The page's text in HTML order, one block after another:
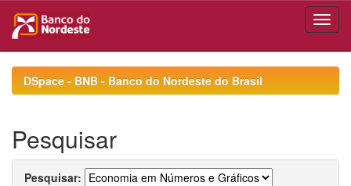
navigationDSpace - BNB - Banco do Nordeste do Brasil
Pesquisar
Pesquisar: